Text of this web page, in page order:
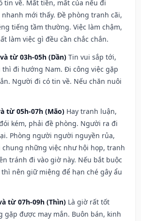
tin về. Mất tiền, mất của nếu đi
mới thấy. Đề phòng tranh cãi,
tiếng tầm thường. Việc làm chậm,
làm việc gì đều cần chắc chắn.
từ 03h-05h (Dần) Tin vui sắp tới,
thì đi hướng Nam. Đi công việc gặp
Người đi có tin về. Nếu chăn nuôi
từ 05h-07h (Mão) Hay tranh luận,
kém, phải đề phòng. Người ra đi
Phòng người người nguyền rủa,
những việc như hội họp, tranh
tránh đi vào giờ này. Nếu bắt buộc
nên giữ miệng để hạn ché gây ẩu
từ 07h-09h (Thìn) Là giờ rất tốt
gặp được may mắn. Buôn bán, kinh